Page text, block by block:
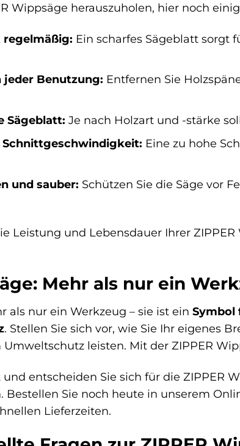
Wippsäge herauszuholen, hier noch
regelmäßig: Ein scharfes Sägeblatt sorgt
jeder Benutzung: Entfernen Sie
Sägeblatt: Je nach Holzart und -stärke
Eine zu hohe
und sauber: Schützen Sie die Säge vor
Leistung und Lebensdauer Ihrer
Mehr als nur ein
als nur ein Werkzeug – sie ist ein Symbol
. Stellen Sie sich vor, wie Sie Ihr eigenes
leisten. Mit der ZIPPER
entscheiden Sie sich für die ZIPPER
Bestellen Sie noch heute in unserem
Lieferzeiten.